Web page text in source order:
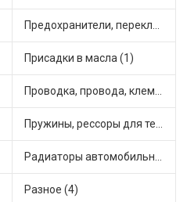
Предохранители, переключатели, кнопки автомобильные (40)
Присадки в масла (1)
Проводка, провода, клеммы и разъемы (23)
Пружины, рессоры для техники (29)
Радиаторы автомобильные (17)
Разное (4)